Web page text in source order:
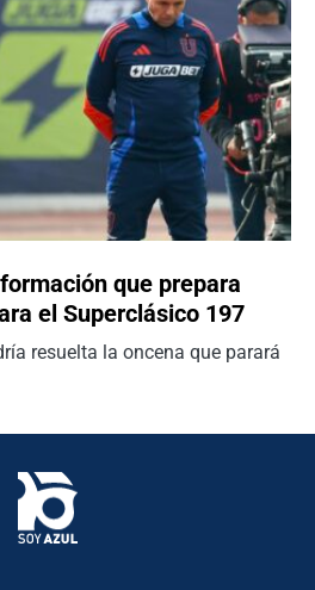
que prepara
el Superclásico 197
resuelta la oncena que parará